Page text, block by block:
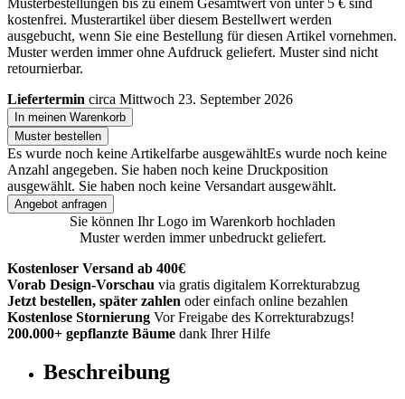
kostenfrei. Musterartikel über diesem Bestellwert werden
ausgebucht, wenn Sie eine Bestellung für diesen Artikel vornehmen.
Muster werden immer ohne Aufdruck geliefert. Muster sind nicht
retournierbar.
Liefertermin circa Mittwoch 23. September 2026
In meinen Warenkorb
Muster bestellen
Es wurde noch keine Artikelfarbe ausgewähltEs wurde noch keine
Anzahl angegeben. Sie haben noch keine Druckposition
ausgewählt. Sie haben noch keine Versandart ausgewählt.
Angebot anfragen
Sie können Ihr Logo im Warenkorb hochladen
Muster werden immer unbedruckt geliefert.
Kostenloser Versand ab 400€
Vorab Design-Vorschau via gratis digitalem Korrekturabzug
Jetzt bestellen, später zahlen oder einfach online bezahlen
Kostenlose Stornierung Vor Freigabe des Korrekturabzugs!
200.000+ gepflanzte Bäume dank Ihrer Hilfe
Beschreibung